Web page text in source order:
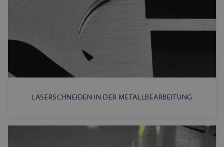
LASERSCHNEIDEN IN DER METALLBEARBEITUNG